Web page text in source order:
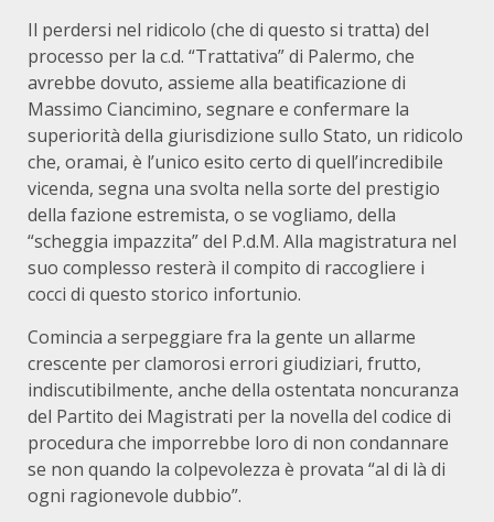
Il perdersi nel ridicolo (che di questo si tratta) del
processo per la c.d. “Trattativa” di Palermo, che
avrebbe dovuto, assieme alla beatificazione di
Massimo Ciancimino, segnare e confermare la
superiorità della giurisdizione sullo Stato, un ridicolo
che, oramai, è l’unico esito certo di quell’incredibile
vicenda, segna una svolta nella sorte del prestigio
della fazione estremista, o se vogliamo, della
“scheggia impazzita” del P.d.M. Alla magistratura nel
suo complesso resterà il compito di raccogliere i
cocci di questo storico infortunio.
Comincia a serpeggiare fra la gente un allarme
crescente per clamorosi errori giudiziari, frutto,
indiscutibilmente, anche della ostentata noncuranza
del Partito dei Magistrati per la novella del codice di
procedura che imporrebbe loro di non condannare
se non quando la colpevolezza è provata “al di là di
ogni ragionevole dubbio”.